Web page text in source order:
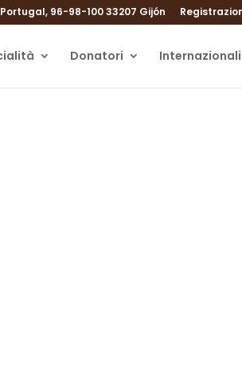
96-98-100 33207 Gijón
Donatori Internazionali